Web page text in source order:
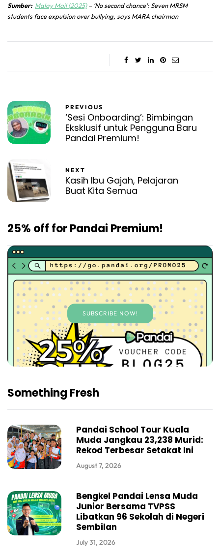
Sumber: Malay Mail (2025)– ‘No second chance’: Seven MRSM
students face expulsion over bullying, says MARA chairman
PREVIOUS
‘Sesi Onboarding’: Bimbingan
Eksklusif untuk Pengguna Baru
Pandai Premium!
NEXT
Kasih Ibu Gajah, Pelajaran
Buat Kita Semua
25% off for Pandai Premium!
SUBSCRIBE NOW!
Something Fresh
Pandai School Tour Kuala
Muda Jangkau 23,238 Murid:
Rekod Terbesar Setakat Ini
August 7, 2026
Bengkel Pandai Lensa Muda
Junior Bersama TVPSS
Libatkan 96 Sekolah di Negeri
Sembilan
July 31, 2026